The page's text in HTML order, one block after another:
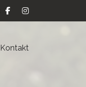
Kontakt